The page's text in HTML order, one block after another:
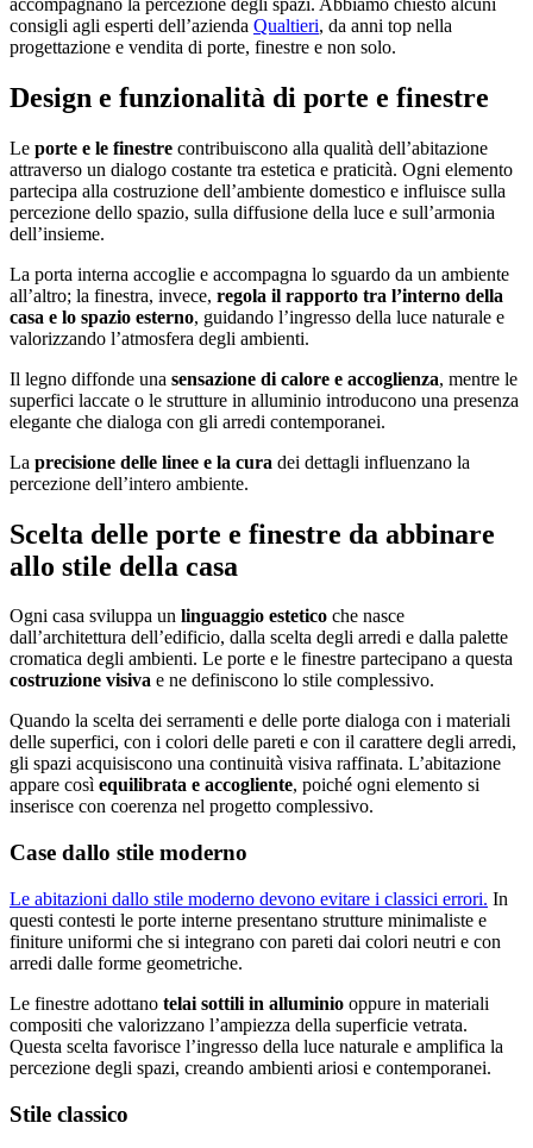
consigli agli esperti dell’azienda Qualtieri, da anni top nella
progettazione e vendita di porte, finestre e non solo.
Design e funzionalità di porte e finestre
Le porte e le finestre contribuiscono alla qualità dell’abitazione
attraverso un dialogo costante tra estetica e praticità. Ogni elemento
partecipa alla costruzione dell’ambiente domestico e influisce sulla
percezione dello spazio, sulla diffusione della luce e sull’armonia
dell’insieme.
La porta interna accoglie e accompagna lo sguardo da un ambiente
all’altro; la finestra, invece, regola il rapporto tra l’interno della
casa e lo spazio esterno, guidando l’ingresso della luce naturale e
valorizzando l’atmosfera degli ambienti.
Il legno diffonde una sensazione di calore e accoglienza, mentre le
superfici laccate o le strutture in alluminio introducono una presenza
elegante che dialoga con gli arredi contemporanei.
La precisione delle linee e la cura dei dettagli influenzano la
percezione dell’intero ambiente.
Scelta delle porte e finestre da abbinare
allo stile della casa
Ogni casa sviluppa un linguaggio estetico che nasce
dall’architettura dell’edificio, dalla scelta degli arredi e dalla palette
cromatica degli ambienti. Le porte e le finestre partecipano a questa
costruzione visiva e ne definiscono lo stile complessivo.
Quando la scelta dei serramenti e delle porte dialoga con i materiali
delle superfici, con i colori delle pareti e con il carattere degli arredi,
gli spazi acquisiscono una continuità visiva raffinata. L’abitazione
appare così equilibrata e accogliente, poiché ogni elemento si
inserisce con coerenza nel progetto complessivo.
Case dallo stile moderno
Le abitazioni dallo stile moderno devono evitare i classici errori. In
questi contesti le porte interne presentano strutture minimaliste e
finiture uniformi che si integrano con pareti dai colori neutri e con
arredi dalle forme geometriche.
Le finestre adottano telai sottili in alluminio oppure in materiali
compositi che valorizzano l’ampiezza della superficie vetrata.
Questa scelta favorisce l’ingresso della luce naturale e amplifica la
percezione degli spazi, creando ambienti ariosi e contemporanei.
Stile classico